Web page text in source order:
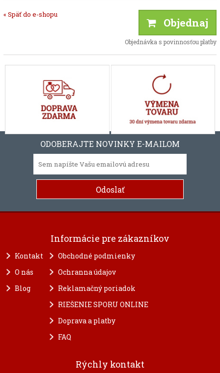
« Späť do e-shopu
Objednaj
Objednávka s povinnosťou platby
ODOBERAJTE NOVINKY E-MAILOM
Informácie pre zákazníkov
Kontakt
O nás
Blog
Obchodné podmienky
Ochranna údajov
Reklamačný poriadok
RIEŠENIE SPORU ONLINE
Doprava a platby
FAQ
Rýchly kontakt